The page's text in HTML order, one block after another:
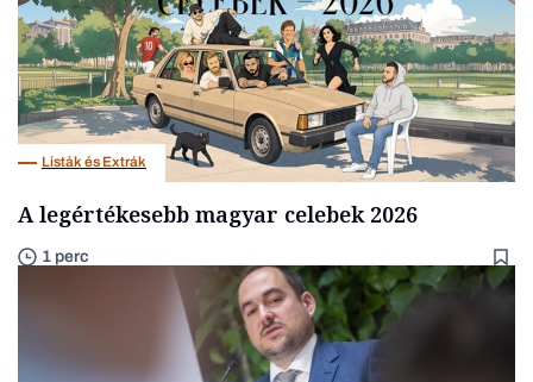
Listák és Extrák
A legértékesebb magyar celebek 2026
1 perc